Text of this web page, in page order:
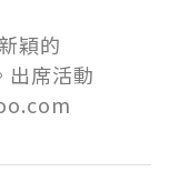
穎的
出席活動